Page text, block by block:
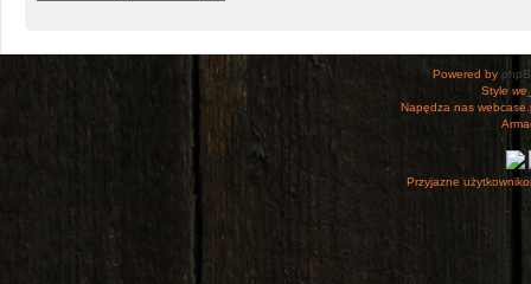
Powered by
Style
Napędza nas
Przyjazne